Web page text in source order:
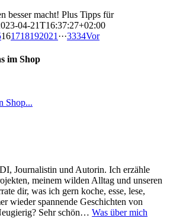
besser macht! Plus Tipps für
04-21T16:37:27+02:00
161718192021 ···3334Vor
im Shop
Shop...
Journalistin und Autorin. Ich erzähle
meinem wilden Alltag und unseren
dir, was ich gern koche, esse, lese,
wieder spannende Geschichten von
Sehr schön… Was über mich